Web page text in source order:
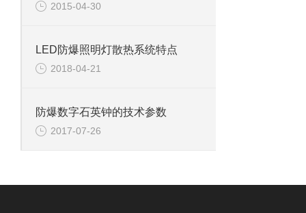
2015-04-30
LED防爆照明灯散热系统特点
2018-04-21
防爆数字石英钟的技术参数
2017-07-26